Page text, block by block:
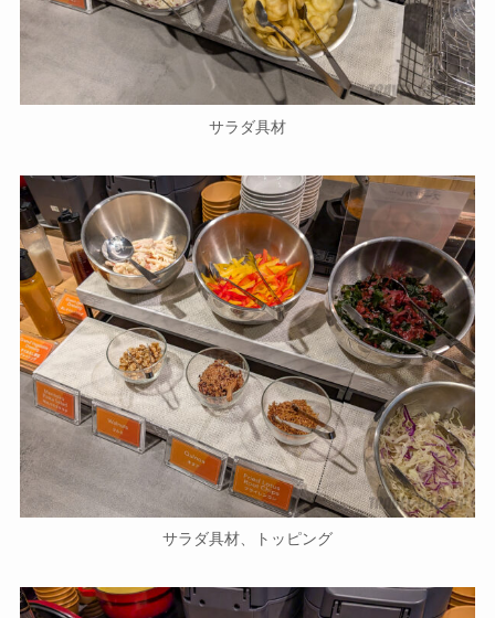
サラダ具材
サラダ具材、トッピング